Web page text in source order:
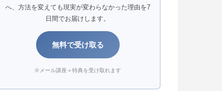
へ、方法を変えても現実が変わらなかった理由を7
日間でお届けします。
無料で受け取る
※メール講座＋特典を受け取れます